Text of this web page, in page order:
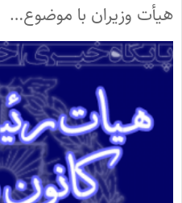
هیأت وزیران با موضوع…